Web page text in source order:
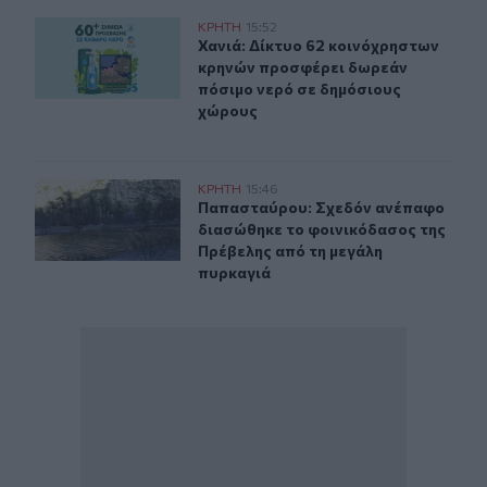
Χανιά: Δίκτυο 62 κοινόχρηστων κρηνών προσφέρει
ΚΡΗΤΗ 15:52
Χανιά: Δίκτυο 62 κοινόχρηστων
Χανιά: Δίκτυο 62 κοινόχρηστων
κρηνών προσφέρει δωρεάν
πόσιμο νερό σε δημόσιους
χώρους
Παπασταύρου: Σχεδόν ανέπαφο διασώθηκε το
ΚΡΗΤΗ 15:46
Παπασταύρου: Σχεδόν ανέπαφο
Παπασταύρου: Σχεδόν ανέπαφο
διασώθηκε το φοινικόδασος της
Πρέβελης από τη μεγάλη
πυρκαγιά